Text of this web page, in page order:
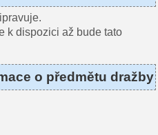
k dispozici až bude tato
o předmětu dražby